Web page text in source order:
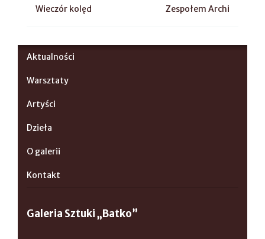
Wieczór kolęd
Zespołem Archi
Aktualności
Warsztaty
Artyści
Dzieła
O galerii
Kontakt
Galeria Sztuki „Batko”